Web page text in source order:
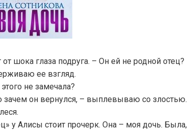
шока глаза подруга. – Он ей не родной отец?
ее взгляд.
не замечала?
зачем он вернулся, – выплевываю со злостью.
у Алисы стоит прочерк. Она – моя дочь. Была,